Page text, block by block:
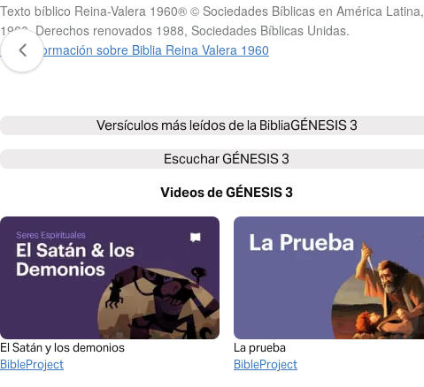
Texto bíblico Reina-Valera 1960® © Sociedades Bíblicas en América Latina,
1960. Derechos renovados 1988, Sociedades Bíblicas Unidas.
Más información sobre Biblia Reina Valera 1960
Versículos más leídos de la BibliaGÉNESIS 3
EscucharGÉNESIS 3
Videos de GÉNESIS 3
El Satán y los demonios
BibleProject
La prueba
BibleProject